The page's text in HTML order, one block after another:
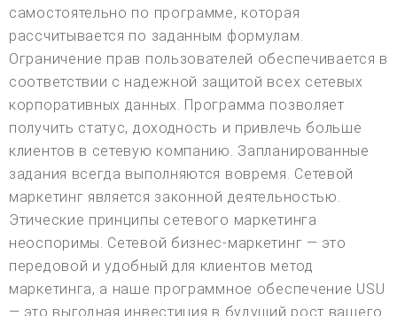
самостоятельно по программе, которая
рассчитывается по заданным формулам.
Ограничение прав пользователей обеспечивается в
соответствии с надежной защитой всех сетевых
корпоративных данных. Программа позволяет
получить статус, доходность и привлечь больше
клиентов в сетевую компанию. Запланированные
задания всегда выполняются вовремя. Сетевой
маркетинг является законной деятельностью.
Этические принципы сетевого маркетинга
неоспоримы. Сетевой бизнес-маркетинг — это
передовой и удобный для клиентов метод
маркетинга, а наше программное обеспечение USU
— это выгодная инвестиция в будущий рост вашего